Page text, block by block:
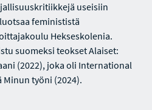
useisiin
feminististä
Hekseskolenia.
suomeksi teokset Alaiset:
(2022), joka oli International
Minun työni (2024).